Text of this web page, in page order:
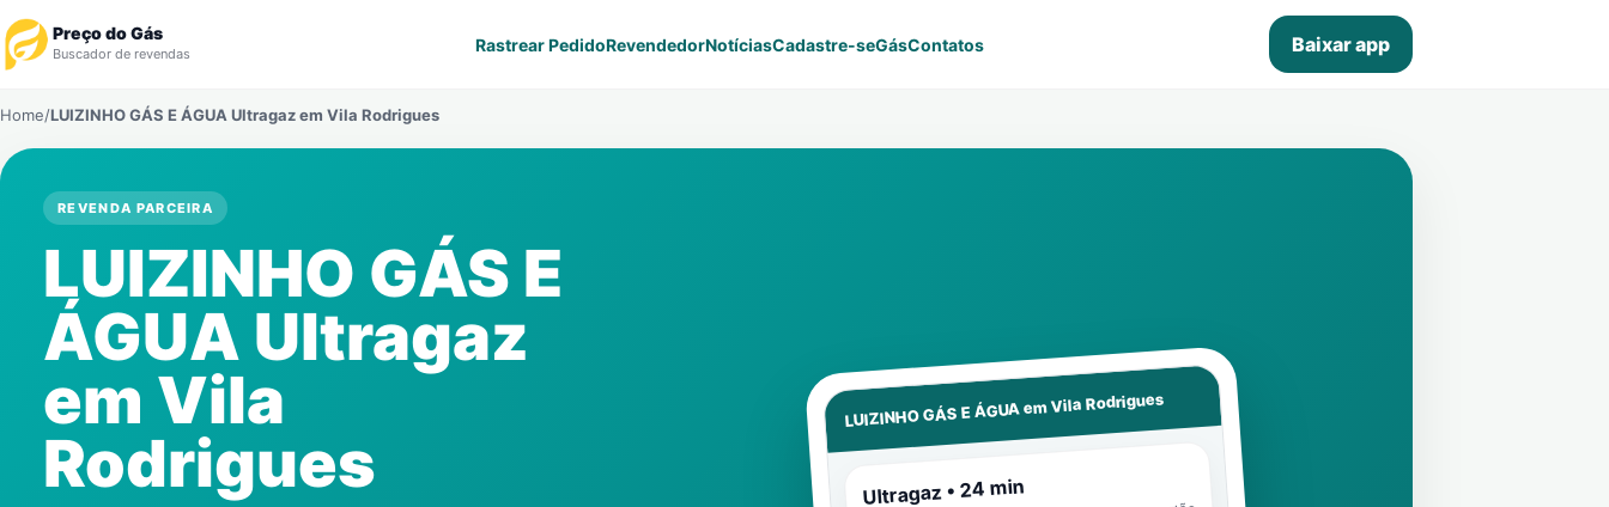
Preço do Gás
Buscador de revendas Rastrear PedidoRevendedorNotíciasCadastre-seGásContatos Baixar app
Revendedor
Cadastre-se
Contatos
Home/LUIZINHO GÁS E ÁGUA Ultragaz em Vila Rodrigues
REVENDA PARCEIRA
LUIZINHO GÁS E
ÁGUA Ultragaz
em Vila
Rodrigues
LUIZINHO GÁS E ÁGUA emVila Rodrigues
Ultragaz • 24 min